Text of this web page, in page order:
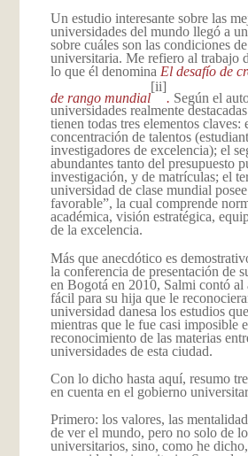
Un estudio interesante sobre las
universidades del mundo llegó a
sobre cuáles son las condiciones
universitaria. Me refiero al trabajo
lo que él denomina El desafío de
de rango mundial
[ii]
. Según el
universidades realmente
tienen todas tres elementos claves:
concentración de talentos
investigadores de excelencia); el
abundantes tanto del presupuesto
investigación, y de matrículas; el
universidad de clase mundial
favorable”, la cual comprende
académica, visión estratégica,
de la excelencia.
Más que anecdótico es
la conferencia de presentación de
en Bogotá en 2010, Salmi contó
fácil para su hija que le
universidad danesa los estudios
mientras que le fue casi imposible
reconocimiento de las materias
universidades de esta ciudad.
Con lo dicho hasta aquí, resumo
en cuenta en el gobierno
Primero: los valores, las
de ver el mundo, pero no solo de
universitarios, sino, como he